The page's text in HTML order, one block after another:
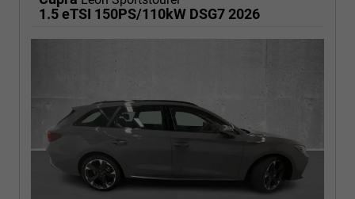
1.5 eTSI 150PS/110kW DSG7 2026